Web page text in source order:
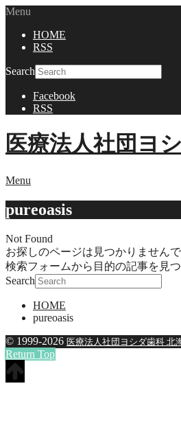
Menu
HOME
RSS
Search
Facebook
RSS
医療法人社団ヨ
Menu
pureoasis
Not Found
お探しのページは見つかりませんで
検索フォームから目的の記事を見
Search
HOME
pureoasis
© 1999-2026 医療法人社団ヨシダ歯科 北
Return Top